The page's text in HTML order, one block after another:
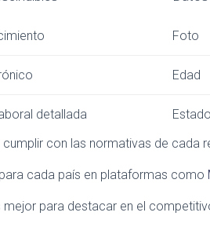
Foto
Edad
detallada
con las normativas de cada
cada país en plataformas como
para destacar en el